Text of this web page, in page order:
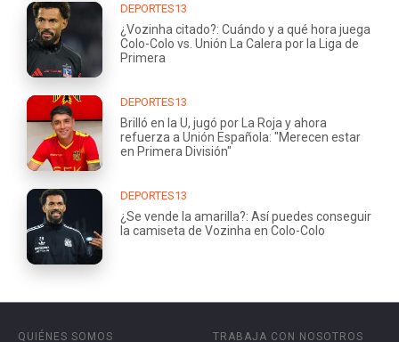
DEPORTES13
¿Vozinha citado?: Cuándo y a qué hora juega
Colo-Colo vs. Unión La Calera por la Liga de
Primera
DEPORTES13
Brilló en la U, jugó por La Roja y ahora
refuerza a Unión Española: "Merecen estar
en Primera División"
DEPORTES13
¿Se vende la amarilla?: Así puedes conseguir
la camiseta de Vozinha en Colo-Colo
QUIÉNES SOMOS
TRABAJA CON NOSOTROS